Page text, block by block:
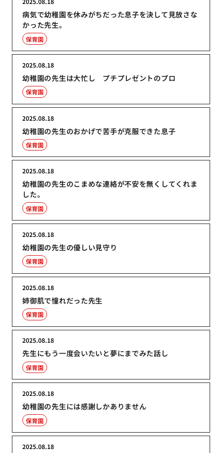
病気で幼稚園を休みがちだった息子を決して見放さな
かった先生。
保育園
幼稚園の先生は大忙し プチプレゼントのプロ
2025.08.18
保育園
幼稚園の先生のおかげで苦手が克服できた息子
2025.08.18
保育園
幼稚園の先生のこまめな連絡が不安を無くしてくれま
した。
2025.08.18
保育園
幼稚園の先生の優しい見守り
2025.08.18
保育園
姉御肌で憧れだった先生
2025.08.18
保育園
先生にもう一度会いたいと夢にまでみた話し
2025.08.18
保育園
幼稚園の先生には感謝しかありません
2025.08.18
保育園
2025.08.18